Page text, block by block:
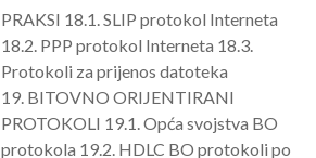
PRAKSI 18.1. SLIP protokol Interneta
18.2. PPP protokol Interneta 18.3.
Protokoli za prijenos datoteka
19. BITOVNO ORIJENTIRANI
PROTOKOLI 19.1. Opća svojstva BO
protokola 19.2. HDLC BO protokoli po